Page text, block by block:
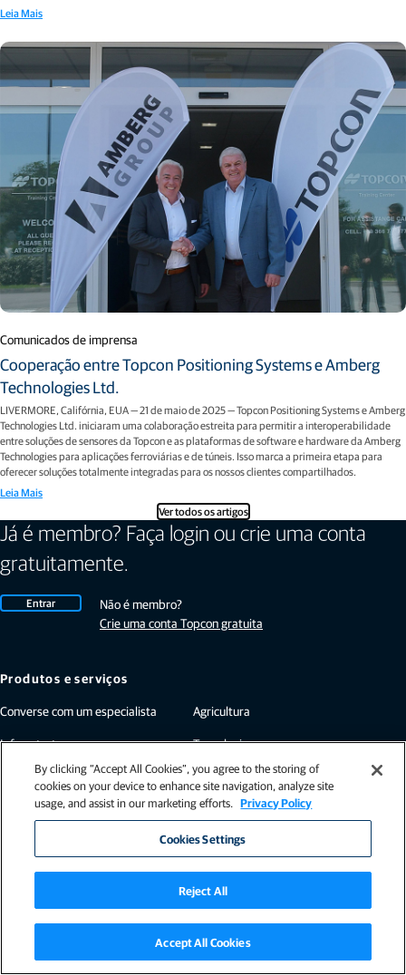
Leia Mais
Comunicados de imprensa
Cooperação entre Topcon Positioning Systems e Amberg
Technologies Ltd.
LIVERMORE, Califórnia, EUA — 21 de maio de 2025 — Topcon Positioning Systems e Amberg
Technologies Ltd. iniciaram uma colaboração estreita para permitir a interoperabilidade
entre soluções de sensores da Topcon e as plataformas de software e hardware da Amberg
Technologies para aplicações ferroviárias e de túneis. Isso marca a primeira etapa para
oferecer soluções totalmente integradas para os nossos clientes compartilhados.
Leia Mais
Ver todos os artigos
Já é membro? Faça login ou crie uma conta
gratuitamente.
Entrar
Não é membro?
Crie uma conta Topcon gratuita
Produtos e serviços
Converse com um especialista
Infraestrutura
Agricultura
Tecnologia
Empresa
Suporte
Fale conosco
Sala de imprensa
Sustentabilidade
Privacidade
Topcon Global
By clicking “Accept All Cookies”, you agree to the storing of
cookies on your device to enhance site navigation, analyze site
usage, and assist in our marketing efforts. Privacy Policy
Cookies Settings
Reject All
Accept All Cookies